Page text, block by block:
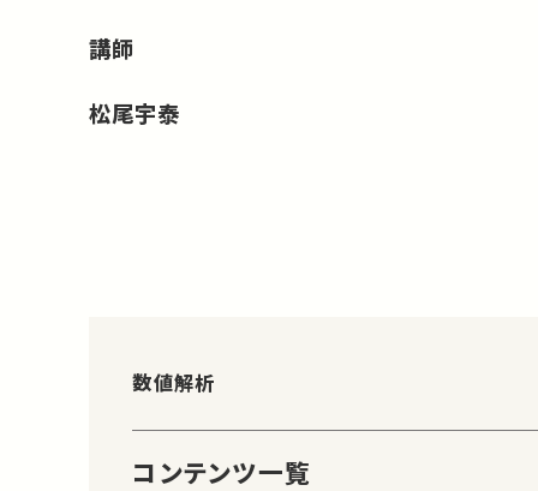
講師
松尾宇泰
数値解析
コンテンツ一覧